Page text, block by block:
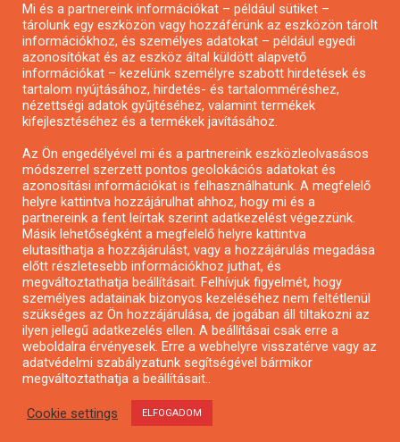
Pályázatírás civil szervezeteknek
Pályázatírás önkormányzatoknak
Pályázatfigyelés
Specifikus pályázatfigyelés vagy hírlevél
Pályázatok magánszemélyeknek
Pályázatok civil szervezeteknek
Pályázatok vállalkozásoknak
Önkormányzati pályázatok
Mezőgazdasági pályázatok
Falusi turizmus pályázatok
Napelem pályázatok
GINOP pályázatok
Copyright © All rights reserved.
Mi és a partnereink információkat – például sütiket –
tárolunk egy eszközön vagy hozzáférünk az eszközön tárolt
információkhoz, és személyes adatokat – például egyedi
azonosítókat és az eszköz által küldött alapvető
információkat – kezelünk személyre szabott hirdetések és
tartalom nyújtásához, hirdetés- és tartalomméréshez,
nézettségi adatok gyűjtéséhez, valamint termékek
kifejlesztéséhez és a termékek javításához.
Az Ön engedélyével mi és a partnereink eszközleolvasásos
módszerrel szerzett pontos geolokációs adatokat és
azonosítási információkat is felhasználhatunk. A megfelelő
helyre kattintva hozzájárulhat ahhoz, hogy mi és a
partnereink a fent leírtak szerint adatkezelést végezzünk.
Másik lehetőségként a megfelelő helyre kattintva
elutasíthatja a hozzájárulást, vagy a hozzájárulás megadása
előtt részletesebb információkhoz juthat, és
megváltoztathatja beállításait. Felhívjuk figyelmét, hogy
személyes adatainak bizonyos kezeléséhez nem feltétlenül
szükséges az Ön hozzájárulása, de jogában áll tiltakozni az
ilyen jellegű adatkezelés ellen. A beállításai csak erre a
weboldalra érvényesek. Erre a webhelyre visszatérve vagy az
adatvédelmi szabályzatunk segítségével bármikor
megváltoztathatja a beállításait..
Cookie settings ELFOGADOM